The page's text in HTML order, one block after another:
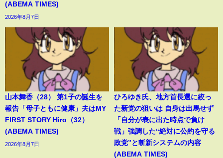
(ABEMA TIMES)
2026年8月7日
山本舞香（28） 第1子の誕生を
報告「母子ともに健康」夫はMY
FIRST STORY Hiro（32）
(ABEMA TIMES)
2026年8月7日
ひろゆき氏、地方首長選に絞っ
た新党の狙いは 自身は出馬せず
「自分が表に出た時点で負け
戦」強調した“絶対に公約を守る
政党”と斬新システムの内容
(ABEMA TIMES)